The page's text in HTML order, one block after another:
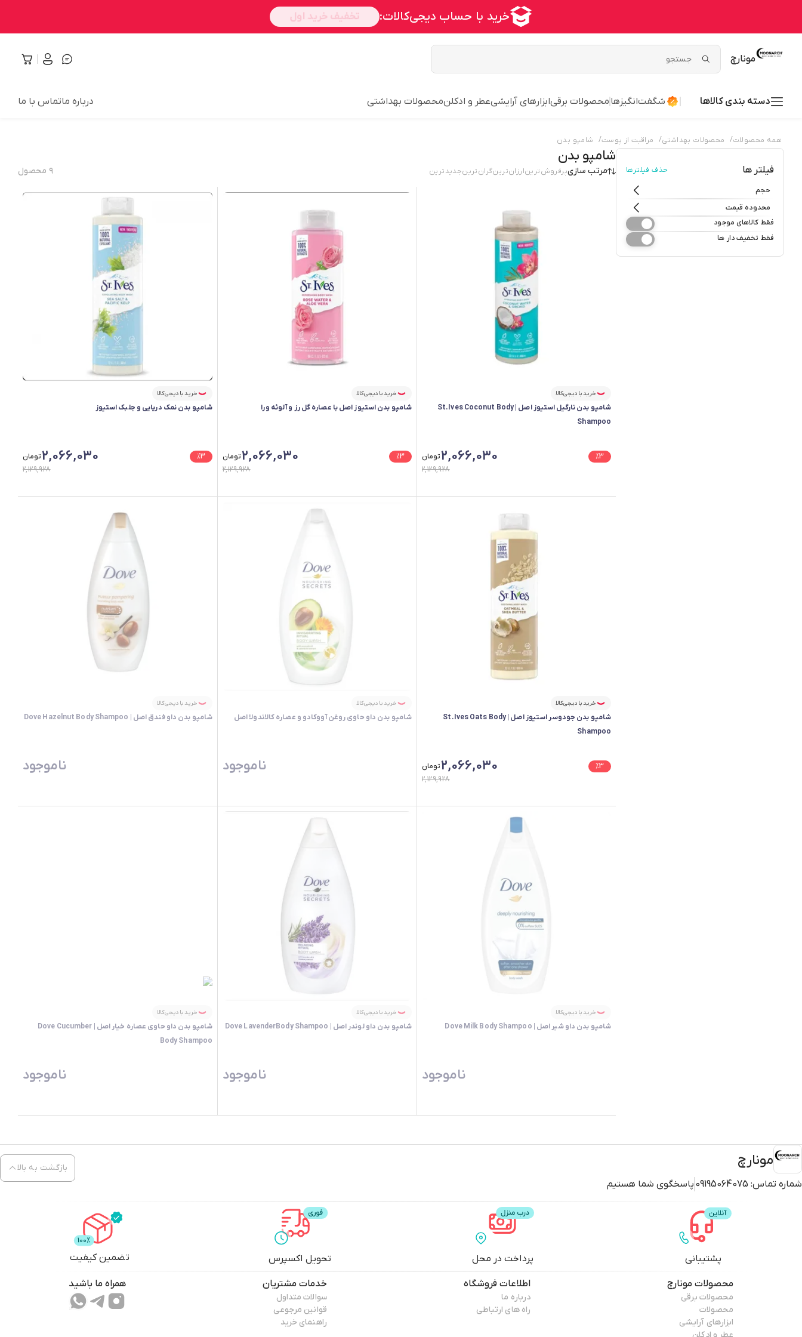
مونارچ
دسته بندی کالاها شگفت‌انگیزها محصولات برقیابزارهای آرایشیعطر و ادکلنمحصولات بهداشتی درباره ماتماس با ما
همه محصولات/ محصولات بهداشتی/ مراقبت از پوست/ شامپو بدن
فیلتر ها حذف فیلترها
حجم
محدوده قیمت
فقط کالاهای موجود
فقط تخفیف دار ها
شامپو بدن
مرتب سازیپرفروش‌ترینارزان‌ترینگران‌ترینجدید‌ترین ۹ محصول
خرید با دیجی‌کالا
شامپو بدن نارگیل استیوز اصل | St.Ives Coconut Body
Shampoo
%3
2,066,030تومان
2,129,928
خرید با دیجی‌کالا
شامپو بدن استیوز اصل با عصاره گل رز و آلوئه ورا
%3
2,066,030تومان
2,129,928
خرید با دیجی‌کالا
شامپو بدن نمک دریایی و جلبک استیوز
%3
2,066,030تومان
2,129,928
خرید با دیجی‌کالا
شامپو بدن جودوسر استیوز اصل | St.Ives Oats Body
Shampoo
%3
2,066,030تومان
2,129,928
خرید با دیجی‌کالا
شامپو بدن داو حاوی روغن آووکادو و عصاره کالاندولا اصل
ناموجود
خرید با دیجی‌کالا
شامپو بدن داو فندق اصل | Dove Hazelnut Body Shampoo
ناموجود
خرید با دیجی‌کالا
شامپو بدن داو شیر اصل | Dove Milk Body Shampoo
ناموجود
خرید با دیجی‌کالا
شامپو بدن داو لوندر اصل | Dove LavenderBody Shampoo
ناموجود
خرید با دیجی‌کالا
شامپو بدن داو حاوی عصاره خیار اصل | Dove Cucumber
Body Shampoo
ناموجود
مونارچ
شماره تماس: 09195064075 پاسخگوی شما هستیم
بازگشت به بالا
پشتیبانی پرداخت در محل تحویل اکسپرس تضمین کیفیت
محصولات مونارچ
محصولات برقی
محصولات
ابزارهای آرایشی
اطلاعات فروشگاه
درباره ما
راه های ارتباطی
خدمات مشتریان
سوالات متداول
قوانین مرجوعی
راهنمای خرید
همراه ما باشید